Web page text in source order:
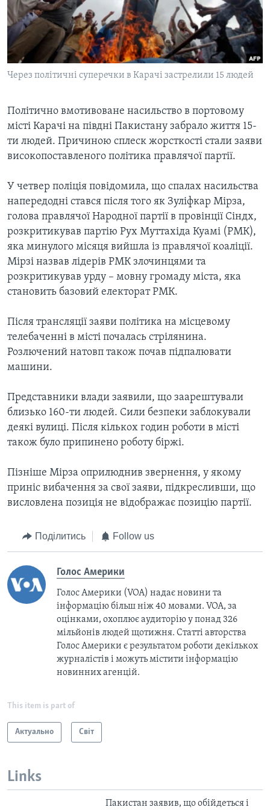
СУСПІЛЬСТВО
ЕКОНОМІКА
ІСТОРІЇ УСПІХУ УКРАЇНЦІВ
ТЕЛЕПРОГРАМИ
ЧАС-TIME
ВІКНО В АМЕРИКУ
ПРАЙМ-ТАЙМ
ПОГЛЯД З ВАШИНГТОНА
ENGLISH
Learning English
МИ В СОЦМЕРЕЖАХ
Через політичні суперечки в Карачі застрелили 15 людей
Політично вмотивоване насильство в портовому
місті Карачі на півдні Пакистану забрало життя 15-
ти людей. Причиною сплеск жорсткості стали заяви
високопоставленого політика правлячої партії.
У четвер поліція повідомила, що спалах насильства
напередодні стався після того як Зуліфкар Мірза,
голова правлячої Народної партії в провінції Сіндх,
розкритикував партію Рух Муттахіда Куамі (РМК),
яка минулого місяця вийшла із правлячої коаліції.
Мірзі назвав лідерів РМК злочинцями та
розкритикував урду – мовну громаду міста, яка
становить базовий електорат РМК.
Після трансляції заяви політика на місцевому
телебаченні в місті почалась стрілянина.
Розлючений натовп також почав підпалювати
машини.
Представники влади заявили, що заарештували
близько 160-ти людей. Сили безпеки заблокували
деякі вулиці. Після кількох годин роботи в місті
також було припинено роботу біржі.
Пізніше Мірза оприлюднив звернення, у якому
приніс вибачення за свої заяви, підкресливши, що
висловлена позиція не відображає позицію партії.
Поділитись Follow us
Голос Америки
Голос Америки (VOA) надає новини та
інформацію більш ніж 40 мовами. VOA, за
оцінками, охоплює аудиторію у понад 326
мільйонів людей щотижня. Статті авторства
Голос Америки є результатом роботи декількох
журналістів і можуть містити інформацію
новинних агенцій.
This item is part of
Актуально Світ
Links
Пакистан заявив, що обійдеться і